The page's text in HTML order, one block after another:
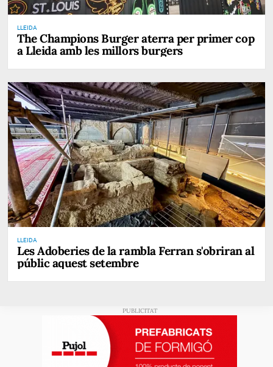
LLEIDA
The Champions Burger aterra per primer cop
a Lleida amb les millors burgers
LLEIDA
Les Adoberies de la rambla Ferran s'obriran al
públic aquest setembre